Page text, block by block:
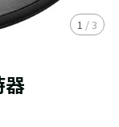
1 /3
器